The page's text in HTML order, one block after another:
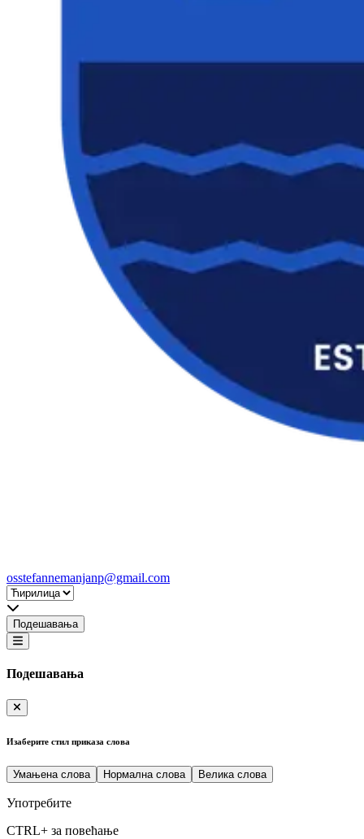
osstefannemanjanp@gmail.com
Подешавања
Подешавања
Изаберите стил приказа слова
Умањена слова Нормална слова Велика слова
Употребите
CTRL+ за повећање